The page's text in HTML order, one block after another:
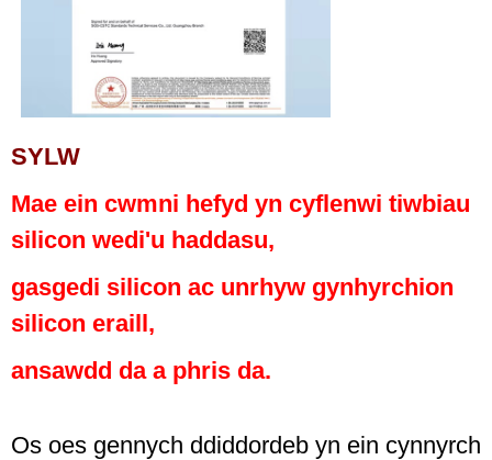
SYLW
Mae ein cwmni hefyd yn cyflenwi tiwbiau
silicon wedi'u haddasu,
gasgedi silicon ac unrhyw gynhyrchion
silicon eraill,
ansawdd da a phris da.
Os oes gennych ddiddordeb yn ein cynnyrch